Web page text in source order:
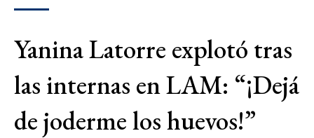
Yanina Latorre explotó tras
las internas en LAM: “¡Dejá
de joderme los huevos!”